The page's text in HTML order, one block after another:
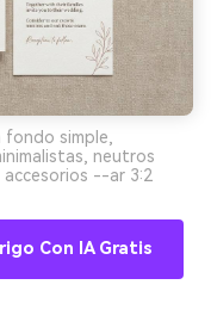
simple,
neutros
--ar 3:2
Con IA Gratis